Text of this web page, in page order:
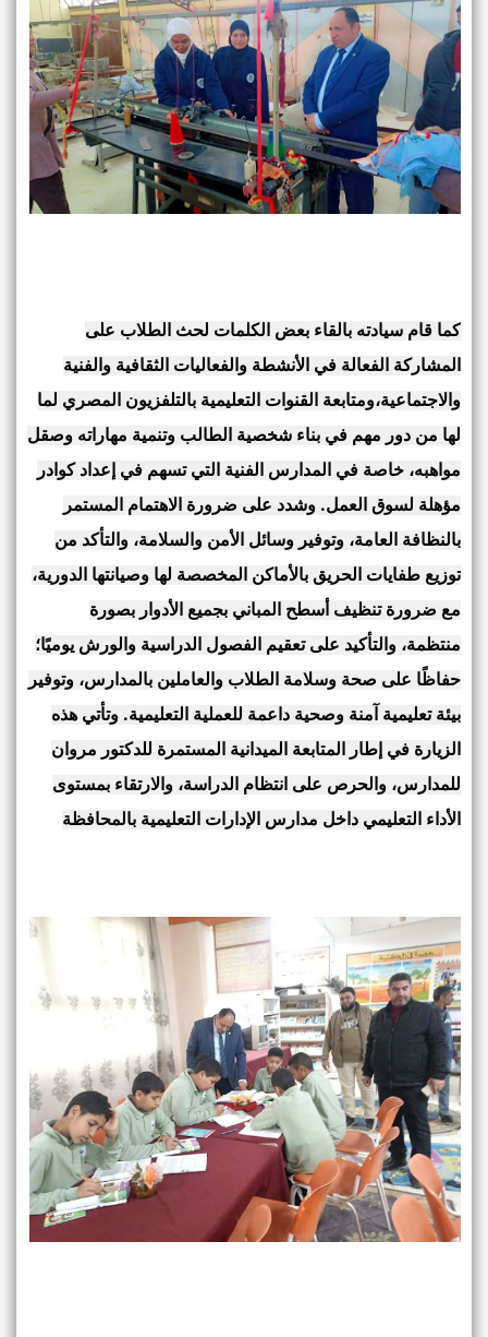
كما قام سيادته بالقاء بعض الكلمات لحث الطلاب على
المشاركة الفعالة في الأنشطة والفعاليات الثقافية والفنية
والاجتماعية،ومتابعة القنوات التعليمية بالتلفزيون المصري لما
لها من دور مهم في بناء شخصية الطالب وتنمية مهاراته وصقل
مواهبه، خاصة في المدارس الفنية التي تسهم في إعداد كوادر
مؤهلة لسوق العمل. وشدد على ضرورة الاهتمام المستمر
بالنظافة العامة، وتوفير وسائل الأمن والسلامة، والتأكد من
توزيع طفايات الحريق بالأماكن المخصصة لها وصيانتها الدورية،
مع ضرورة تنظيف أسطح المباني بجميع الأدوار بصورة
منتظمة، والتأكيد على تعقيم الفصول الدراسية والورش يوميًا؛
حفاظًا على صحة وسلامة الطلاب والعاملين بالمدارس، وتوفير
بيئة تعليمية آمنة وصحية داعمة للعملية التعليمية. وتأتي هذه
الزيارة في إطار المتابعة الميدانية المستمرة للدكتور مروان
للمدارس، والحرص على انتظام الدراسة، والارتقاء بمستوى
الأداء التعليمي داخل مدارس الإدارات التعليمية بالمحافظة